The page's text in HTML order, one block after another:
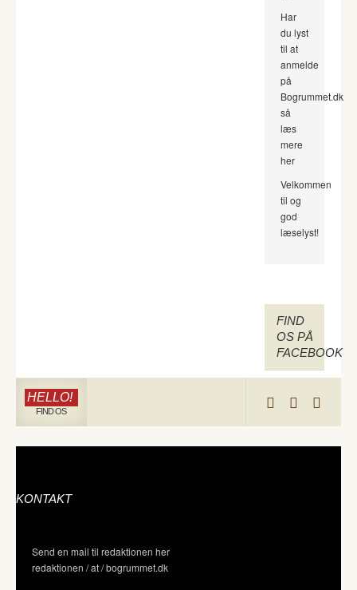
Har
du lyst
til at
anmelde
på
Bogrummet.dk
så
læs
mere
her
Velkommen
til og
god
læselyst!
FIND
OS PÅ
FACEBOOK
HELLO!
FIND OS
KONTAKT
Send en mail til redaktionen her
redaktionen / at / bogrummet.dk